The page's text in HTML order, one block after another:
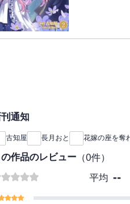
【※この作品は
■【収録内容】
「花嫁の座を奪
電子単行本版
通知
古知屋 長月おと 花嫁の座を奪
の作品のレビュー （0件）
平均 --